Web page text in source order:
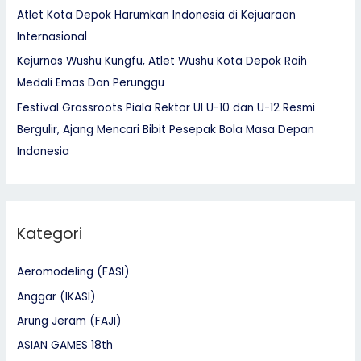
Atlet Kota Depok Harumkan Indonesia di Kejuaraan
Internasional
Kejurnas Wushu Kungfu, Atlet Wushu Kota Depok Raih
Medali Emas Dan Perunggu
Festival Grassroots Piala Rektor UI U-10 dan U-12 Resmi
Bergulir, Ajang Mencari Bibit Pesepak Bola Masa Depan
Indonesia
Kategori
Aeromodeling (FASI)
Anggar (IKASI)
Arung Jeram (FAJI)
ASIAN GAMES 18th